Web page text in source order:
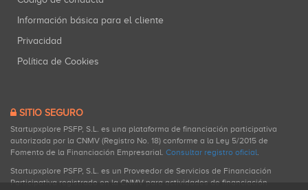
Información básica para el cliente
Privacidad
Política de Cookies
SITIO SEGURO
Startupxplore PSFP, S.L. es una plataforma de financiación participativa
autorizada por la CNMV (Registro No. 18) conforme a la Ley 5/2015 de
Fomento de la Financiación Empresarial. Consultar registro oficial.
Startupxplore PSFP, S.L. es un Proveedor de Servicios de Financiación
Participativa registrado en la CNMV para actividades de financiación